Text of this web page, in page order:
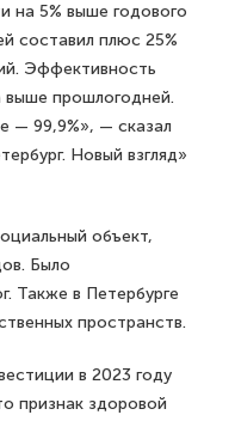
на 5% выше годового
составил плюс 25%
Эффективность
прошлогодней.
— 99,9%», — сказал
Новый взгляд»
объект,
Было
Также в Петербурге
пространств.
в 2023 году
признак здоровой